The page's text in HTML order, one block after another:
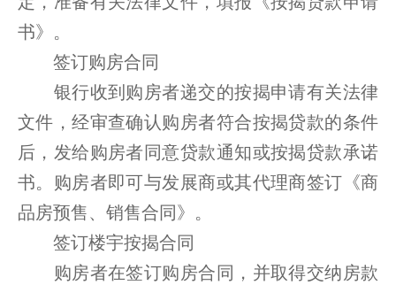
书》。
签订购房合同
银行收到购房者递交的按揭申请有关法律
文件，经审查确认购房者符合按揭贷款的条件
后，发给购房者同意贷款通知或按揭贷款承诺
书。购房者即可与发展商或其代理商签订《商
品房预售、销售合同》。
签订楼宇按揭合同
购房者在签订购房合同，并取得交纳房款